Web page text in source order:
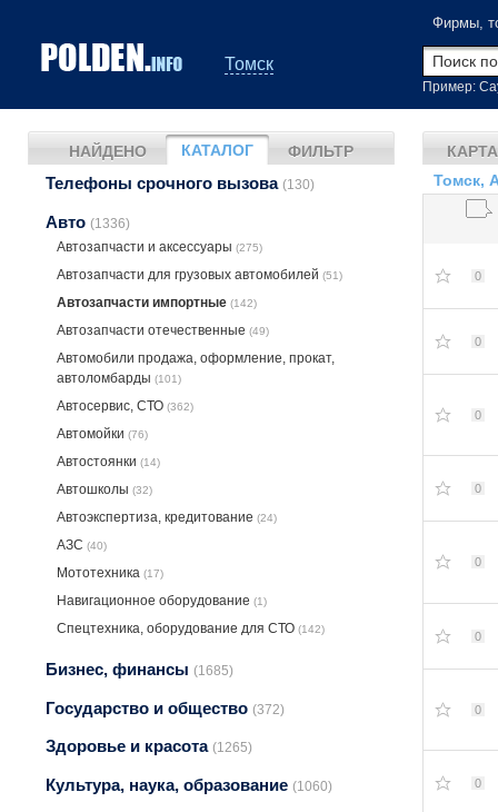
Томск
Фирмы,
Пример:
НАЙДЕНО КАТАЛОГ ФИЛЬТР
Телефоны срочного вызова (130)
Авто (1336)
Автозапчасти и аксессуары (275)
Автозапчасти для грузовых автомобилей (51)
Автозапчасти импортные (142)
Автозапчасти отечественные (49)
Автомобили продажа, оформление, прокат,
автоломбарды (101)
Автосервис, СТО (362)
Автомойки (76)
Автостоянки (14)
Автошколы (32)
Автоэкспертиза, крeдитование (24)
АЗС (40)
Мототехника (17)
Навигационное оборудование (1)
Спецтехника, оборудование для СТО (142)
Бизнес, финансы (1685)
Государство и общество (372)
Здоровье и красота (1265)
Культура, наука, образование (1060)
КАРТА
Томск,
0
0
0
0
0
0
0
0